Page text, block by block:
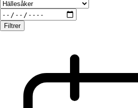
Filtrer